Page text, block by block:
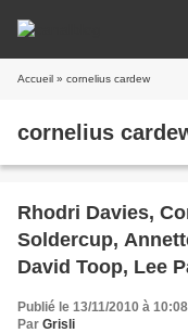
Accueil » cornelius cardew
cornelius
Rhodri Davies,
Soldercup,
David Toop, Lee
Publié le 13/11/2010 à 10:08
Par Grisli